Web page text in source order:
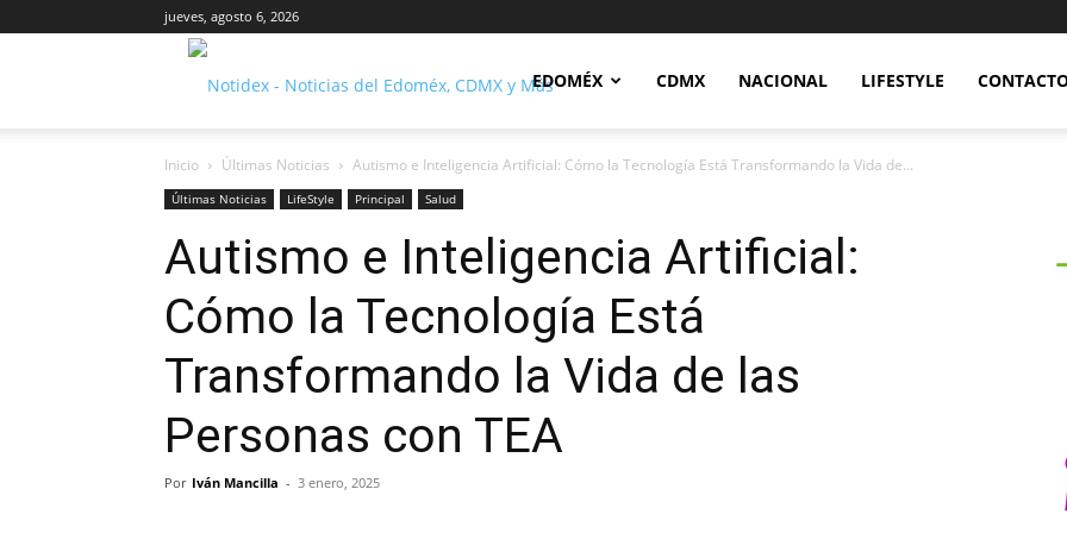
jueves, agosto 6, 2026
Notidex
EDOMÉX CDMX NACIONAL LIFESTYLE
Inicio Últimas Noticias Autismo e Inteligencia Artificial: Cómo la Tecnología Está Transformando la Vida de...
Últimas Noticias LifeStyle Principal Salud
Autismo e Inteligencia Artificial:
Cómo la Tecnología Está
Transformando la Vida de las
Personas con TEA
Por Iván Mancilla - 3 enero, 2025